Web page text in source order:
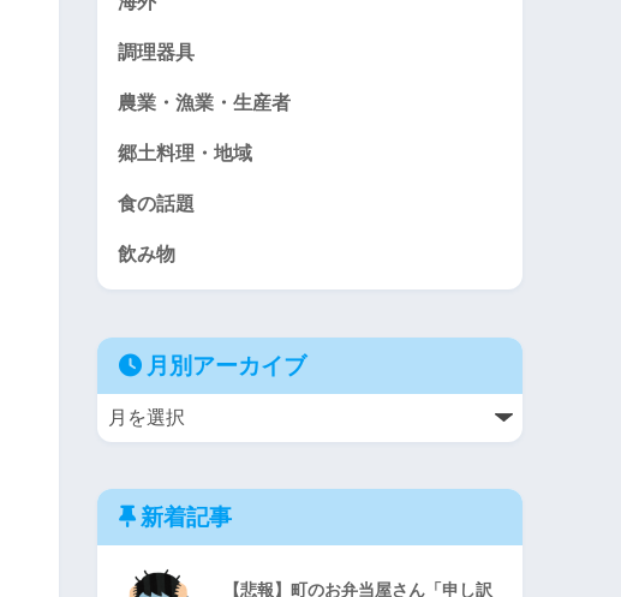
調理器具
農業・漁業・生産者
郷土料理・地域
食の話題
飲み物
月別アーカイブ
新着記事
【悲報】町のお弁当屋さん「申し訳